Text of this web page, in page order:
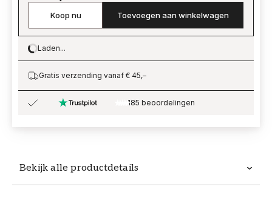
Bekijk alle productdetails
Koop nu Toevoegen aan winkelwagen
Loading…
Laden...
Gratis verzending vanaf € 45,–
185 beoordelingen